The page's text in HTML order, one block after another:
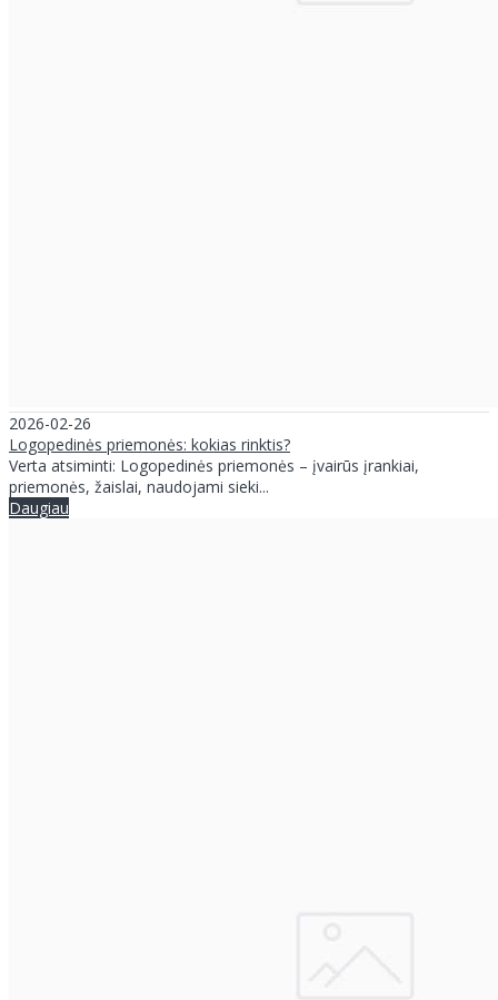
2026-02-26
Logopedinės priemonės: kokias rinktis?
Verta atsiminti: Logopedinės priemonės – įvairūs įrankiai,
priemonės, žaislai, naudojami sieki...
Daugiau